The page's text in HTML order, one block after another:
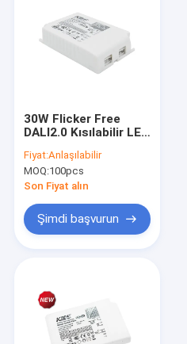
30W Flicker Free
DALI2.0 Kısılabilir LED
Fiyat:Anlaşılabilir
MOQ:100pcs
Son Fiyat alın
Şimdi başvurun